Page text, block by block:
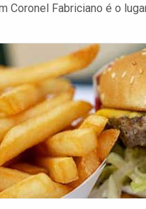
Coronel Fabriciano é o